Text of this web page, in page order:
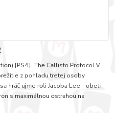
[PS4] The Callisto Protocol V
z pohľadu tretej osoby
hráč ujme roli Jacoba Lee - obeti
s maximálnou ostrahou na